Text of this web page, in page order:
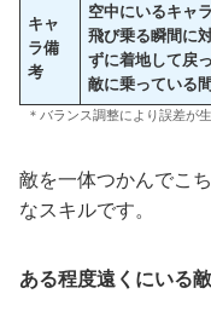
キャ
ラ備
考
空中にいるキャ
飛び乗る瞬間に
ずに着地して戻
敵に乗っている
＊バランス調整により誤差が
敵を一体つかんでこ
なスキルです。
ある程度遠くにいる